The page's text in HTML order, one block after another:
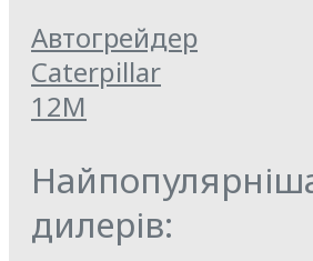
Автогрейдер
Caterpillar
12M
дилерів: